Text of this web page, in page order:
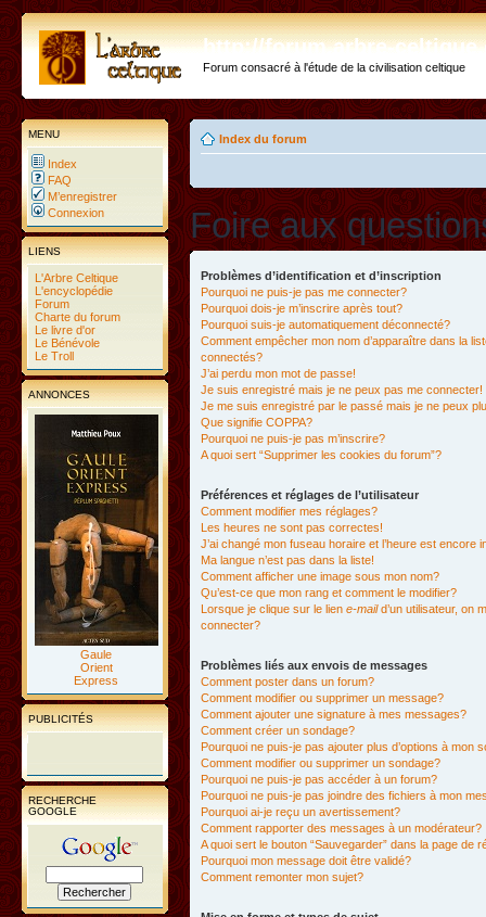
http://forum.arbre-
Forum consacré à l'étude de la civilisation celtique
MENU
Index
FAQ
M’enregistrer
Connexion
LIENS
L'Arbre Celtique
L'encyclopédie
Forum
Charte du forum
Le livre d'or
Le Bénévole
Le Troll
ANNONCES
Gaule
Orient
Express
PUBLICITÉS
RECHERCHE
GOOGLE
Index du forum
Foire aux
Problèmes d’identification et d’inscription
Pourquoi ne puis-je pas me connecter?
Pourquoi dois-je m’inscrire après tout?
Pourquoi suis-je automatiquement déconnecté?
Comment empêcher mon nom d’apparaître dans la
connectés?
J’ai perdu mon mot de passe!
Je suis enregistré mais je ne peux pas me connecter!
Je me suis enregistré par le passé mais je ne peux
Que signifie COPPA?
Pourquoi ne puis-je pas m’inscrire?
A quoi sert “Supprimer les cookies du forum”?
Préférences et réglages de l’utilisateur
Comment modifier mes réglages?
Les heures ne sont pas correctes!
J’ai changé mon fuseau horaire et l’heure est encore
Ma langue n’est pas dans la liste!
Comment afficher une image sous mon nom?
Qu’est-ce que mon rang et comment le modifier?
Lorsque je clique sur le lien e-maild’un utilisateur, on
connecter?
Problèmes liés aux envois de messages
Comment poster dans un forum?
Comment modifier ou supprimer un message?
Comment ajouter une signature à mes messages?
Comment créer un sondage?
Pourquoi ne puis-je pas ajouter plus d’options à mon
Comment modifier ou supprimer un sondage?
Pourquoi ne puis-je pas accéder à un forum?
Pourquoi ne puis-je pas joindre des fichiers à mon
Pourquoi ai-je reçu un avertissement?
Comment rapporter des messages à un modérateur?
A quoi sert le bouton “Sauvegarder” dans la page de
Pourquoi mon message doit être validé?
Comment remonter mon sujet?